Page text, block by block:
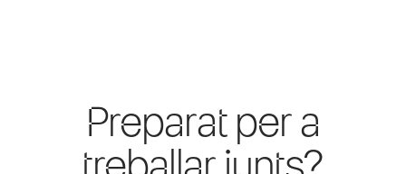
Preparat per a